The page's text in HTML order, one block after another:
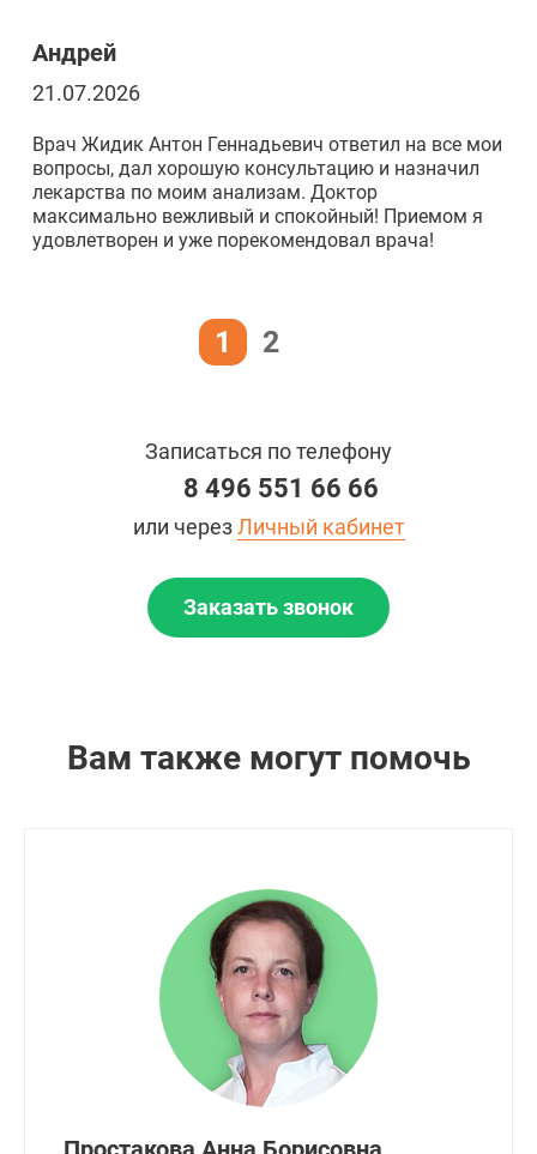
Андрей
21.07.2026
Врач Жидик Антон Геннадьевич ответил на все мои
вопросы, дал хорошую консультацию и назначил
лекарства по моим анализам. Доктор
максимально вежливый и спокойный! Приемом я
удовлетворен и уже порекомендовал врача!
1 2
Записаться по телефону
8 496 551 66 66
или черезЛичный кабинет
Заказать звонок
Вам также могут помочь